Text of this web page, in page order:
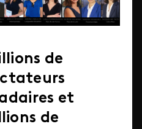
de
et
de